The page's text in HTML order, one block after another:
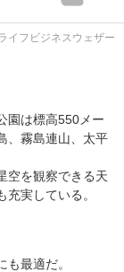
イフビジネスウェザー
園は標高550メー
、霧島連山、太平
空を観察できる天
実している。
最適だ。